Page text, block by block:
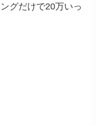
グだけで20万いっ